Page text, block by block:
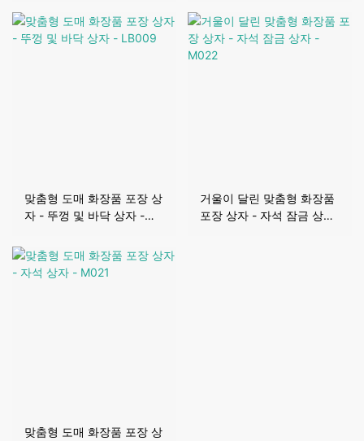
맞춤형 도매 화장품 포장 상
자 - 뚜껑 및 바닥 상자 -
거울이 달린 맞춤형 화장품
포장 상자 - 자석 잠금 상자
맞춤형 도매 화장품 포장 상